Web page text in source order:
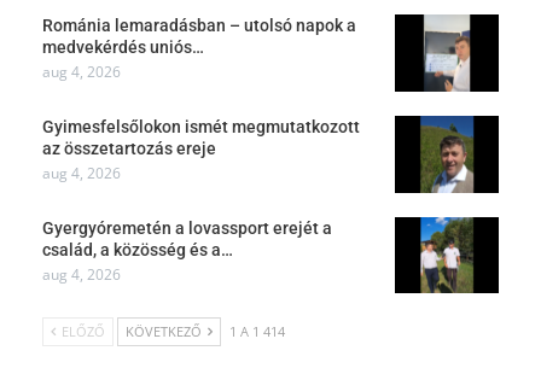
Románia lemaradásban – utolsó napok a
medvekérdés uniós…
aug 4, 2026
Gyimesfelsőlokon ismét megmutatkozott
az összetartozás ereje
aug 4, 2026
Gyergyóremetén a lovassport erejét a
család, a közösség és a…
aug 4, 2026
ELŐZŐ KÖVETKEZŐ 1 A 1 414